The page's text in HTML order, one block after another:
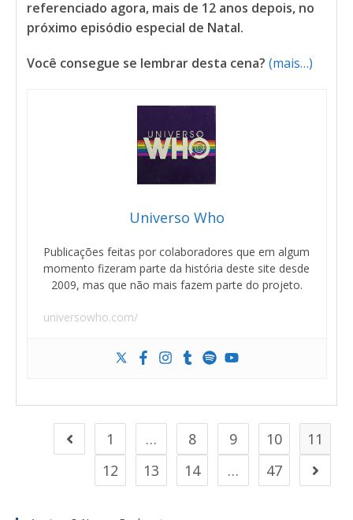
referenciado agora, mais de 12 anos depois, no
próximo episódio especial de Natal.
Você consegue se lembrar desta cena? (mais…)
Universo Who
Publicações feitas por colaboradores que em algum
momento fizeram parte da história deste site desde
2009, mas que não mais fazem parte do projeto.
universowho.com/
1 … 8 9 10
11
12
13 14 … 47